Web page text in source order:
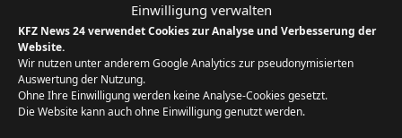
Einwilligung verwalten
KFZ News 24 verwendet Cookies zur Analyse und Verbesserung der
Website.
Wir nutzen unter anderem Google Analytics zur pseudonymisierten
Auswertung der Nutzung.
Ohne Ihre Einwilligung werden keine Analyse-Cookies gesetzt.
Die Website kann auch ohne Einwilligung genutzt werden.
1
Der Bikergruß: Ein Zeichen der
Zusammengehörigkeit unter Motorradfahrern
REDAKTION KFZ NEWS 24
22. JULI 2024
5 MIN. LESEZEIT